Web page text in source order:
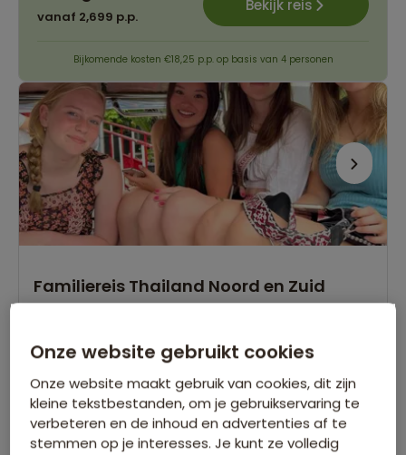
vanaf 2,699 p.p.
Bekijk reis
Bijkomende kosten €18,25 p.p. op basis van 4 personen
Familiereis Thailand Noord en Zuid
Tweedaagse jungletocht in het noorden van
Thailand
Ontspannen afsluiting op tropisch Ko Samui
Verblijf in de ongerepte jungle van Khao Sok
Onze website gebruikt cookies
Onze website maakt gebruik van cookies, dit zijn
kleine tekstbestanden, om je gebruikservaring te
verbeteren en de inhoud en advertenties af te
stemmen op je interesses. Je kunt ze volledig